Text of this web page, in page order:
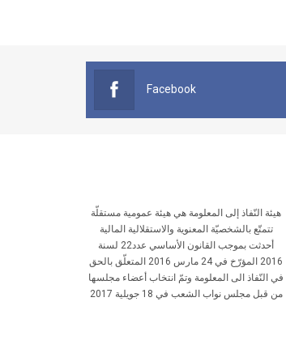
Facebook
هيئة النّفاذ إلى المعلومة هي هيئة عمومية مستقلّة
تتمتّع بالشخصيّة المعنوية والاستقلالية المالية
أحدثت بموجب القانون الأساسي عدد22 لسنة
2016 المؤرّخ في 24 مارس 2016 المتعلّق بالحق
في النّفاذ الى المعلومة وتمّ انتخاب أعضاء مجلسها
من قبل مجلس نواب الشعب في 18 جويلية 2017